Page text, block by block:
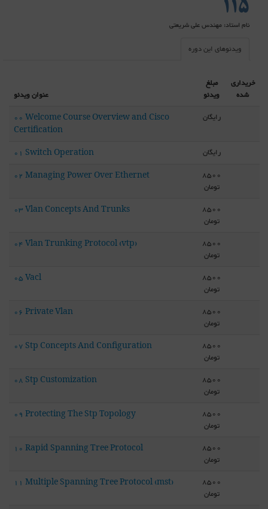
115
نام استاد: مهندس علی شریعتی
ویدئوهای این دوره
عنوان ویدئو
مبلغ
ویدئو
خریداری
شده
00 Welcome Course Overview and Cisco
Certification
رایگان
01 Switch Operation
رایگان
02 Managing Power Over Ethernet
8500
تومان
03 Vlan Concepts And Trunks
8500
تومان
04 Vlan Trunking Protocol (vtp)
8500
تومان
05 Vacl
8500
تومان
06 Private Vlan
8500
تومان
07 Stp Concepts And Configuration
8500
تومان
08 Stp Customization
8500
تومان
09 Protecting The Stp Topology
8500
تومان
10 Rapid Spanning Tree Protocol
8500
تومان
11 Multiple Spanning Tree Protocol (mst)
8500
تومان